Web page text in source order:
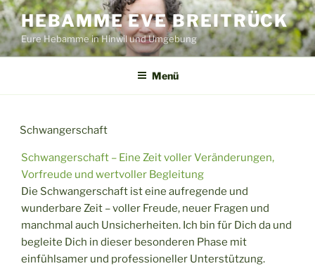
Zum
Inhalt
springen
HEBAMME EVE BREITRÜCK
Eure Hebamme in Hinwil und Umgebung
Menü
Schwangerschaft
Schwangerschaft – Eine Zeit voller Veränderungen,
Vorfreude und wertvoller Begleitung
Die Schwangerschaft ist eine aufregende und
wunderbare Zeit – voller Freude, neuer Fragen und
manchmal auch Unsicherheiten. Ich bin für Dich da und
begleite Dich in dieser besonderen Phase mit
einfühlsamer und professioneller Unterstützung.